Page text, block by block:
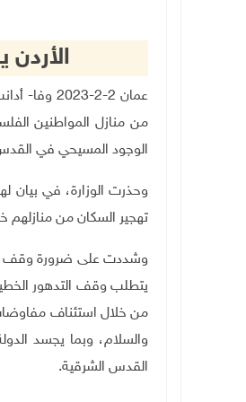
عمان 2-2-
من منازل المواطنين
الوجود المسيحي في
وحذرت الوزارة، في بيان
تهجير السكان من منازلهم
وشددت على ضرورة وقف
يتطلب وقف التدهور
من خلال استئناف
القدس الشرقية.